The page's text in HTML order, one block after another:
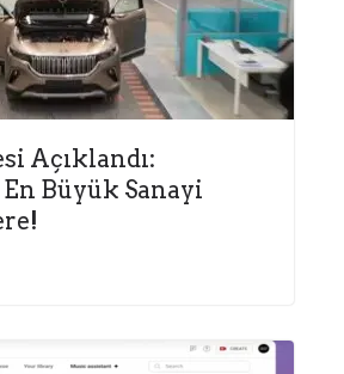
Açıklandı:
Büyük Sanayi